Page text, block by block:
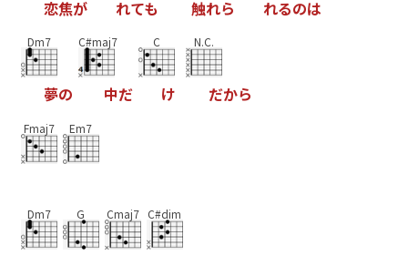
恋焦か れても 触れら れるのは
Dm7
夢の
C#maj7
中た
C
け
N.C.
たから
Fmaj7 Em7
Dm7 G Cmaj7 C#dim